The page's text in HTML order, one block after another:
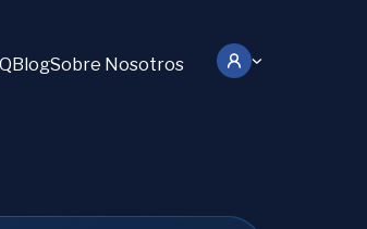
BlogSobre Nosotros